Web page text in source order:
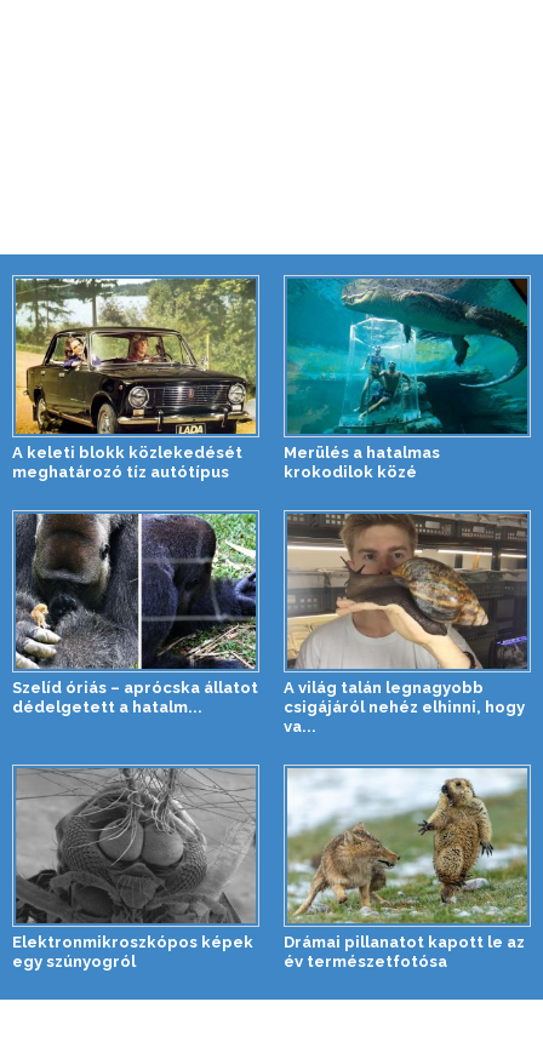
A keleti blokk közlekedését
meghatározó tíz autótípus
Merülés a hatalmas
krokodilok közé
Szelíd óriás – aprócska állatot
dédelgetett a hatalm...
A világ talán legnagyobb
csigájáról nehéz elhinni, hogy
va...
Elektronmikroszkópos képek
egy szúnyogról
Drámai pillanatot kapott le az
év természetfotósa